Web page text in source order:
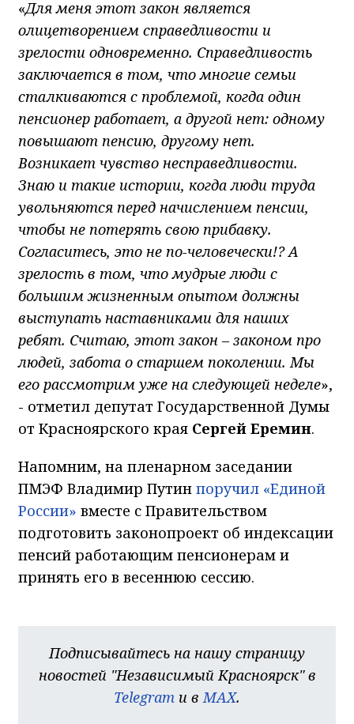
«Для меня этот закон является
олицетворением справедливости и
зрелости одновременно. Справедливость
заключается в том, что многие семьи
сталкиваются с проблемой, когда один
пенсионер работает, а другой нет: одному
повышают пенсию, другому нет.
Возникает чувство несправедливости.
Знаю и такие истории, когда люди труда
увольняются перед начислением пенсии,
чтобы не потерять свою прибавку.
Согласитесь, это не по-человечески!? А
зрелость в том, что мудрые люди с
большим жизненным опытом должны
выступать наставниками для наших
ребят. Считаю, этот закон – законом про
людей, забота о старшем поколении. Мы
его рассмотрим уже на следующей неделе»,
- отметил депутат Государственной Думы
от Красноярского края Сергей Еремин.
Напомним, на пленарном заседании
ПМЭФ Владимир Путин поручил «Единой
России» вместе с Правительством
подготовить законопроект об индексации
пенсий работающим пенсионерам и
принять его в весеннюю сессию.
Подписывайтесь на нашу страницу
новостей "Независимый Красноярск" в
Telegram и в MAX.